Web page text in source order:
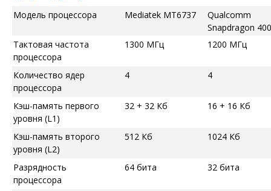
Модель процессора
Mediatek MT6737
Qualcomm
Snapdragon 400
Тактовая частота
процессора
1300 МГц 1200 МГц
Количество ядер
процессора
4 4
Кэш-память первого
уровня (L1)
32 + 32 Кб 16 + 16 Кб
Кэш-память второго
уровня (L2)
512 Кб 1024 Кб
Разрядность
процессора
64 бита 32 бита